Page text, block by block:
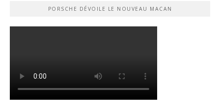
PORSCHE DÉVOILE LE NOUVEAU MACAN